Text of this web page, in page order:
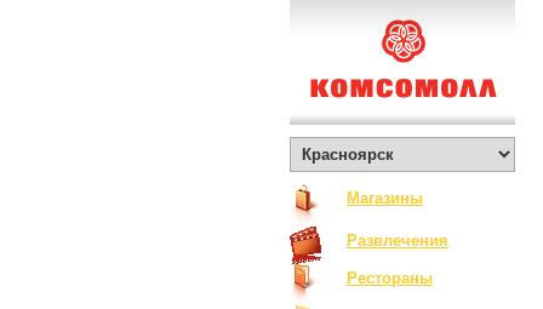
Магазины
Развлечения
Рестораны